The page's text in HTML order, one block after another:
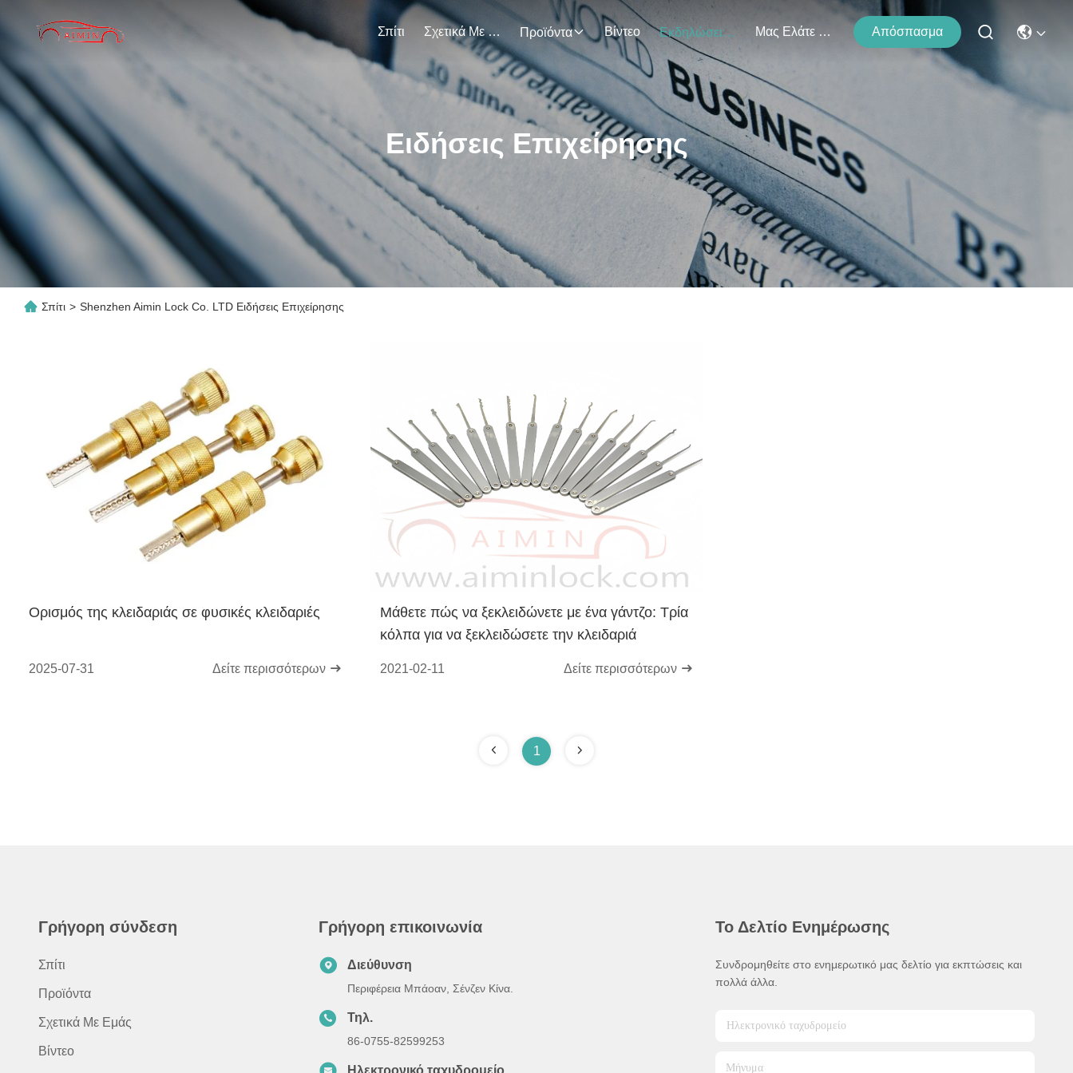
Σπίτι Σχετικά Με Εμάς Προϊόντα Βίντεο Εκδηλώσεις Μας Ελάτε Σε Επαφή Με Απόσπασμα
Ειδήσεις Επιχείρησης
Σπίτι > Shenzhen Aimin Lock Co. LTD Ειδήσεις Επιχείρησης
Ορισμός της κλειδαριάς σε φυσικές κλειδαριές
2025-07-31 Δείτε περισσότερων
Μάθετε πώς να ξεκλειδώνετε με ένα γάντζο: Τρία
κόλπα για να ξεκλειδώσετε την κλειδαριά
2021-02-11 Δείτε περισσότερων
1
Γρήγορη σύνδεση
Σπίτι
Προϊόντα
Σχετικά Με Εμάς
Βίντεο
Γρήγορη επικοινωνία
Διεύθυνση
Περιφέρεια Μπάοαν, Σένζεν Κίνα.
Τηλ.
86-0755-82599253
Ηλεκτρονικό ταχυδρομείο
Το Δελτίο Ενημέρωσης
Συνδρομηθείτε στο ενημερωτικό μας δελτίο για εκπτώσεις και
πολλά άλλα.